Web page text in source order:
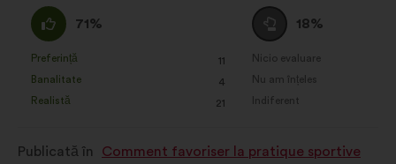
Acord
:
71%
clasificarea:
Preferință
: 11
ori
Banalitate
: 4
ori
Realistă
: 21
ori
Neutru
:
18%
clasificarea:
Nicio evaluare
:ori
Nu am înțeles
:ori
Indiferent
:ori
Publicată în
Comment favoriser la pratique sportive